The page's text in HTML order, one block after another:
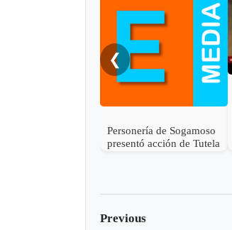
❮
Personería de Sogamoso
presentó acción de Tutela
Previous